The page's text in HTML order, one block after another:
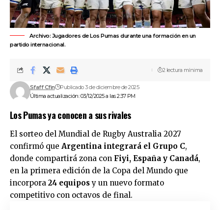
Archivo: Jugadores de Los Pumas durante una formación en un
partido internacional.
Última actualización: 03/12/2025 a las 2:37 PM
Sfaff Cfin Publicado 3 de diciembre de 2025
2 lectura mínima
Los Pumas ya conocen a sus rivales
El sorteo del Mundial de Rugby Australia 2027
confirmó que Argentina integrará el Grupo C,
donde compartirá zona con Fiyi, España y Canadá,
en la primera edición de la Copa del Mundo que
incorpora 24 equiposy un nuevo formato
competitivo con octavos de final.